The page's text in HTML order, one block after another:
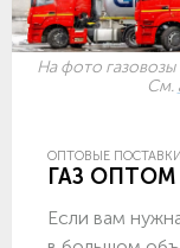
На фото
См.
ОПТОВЫЕ
ГАЗ ОПТОМ
Если вам